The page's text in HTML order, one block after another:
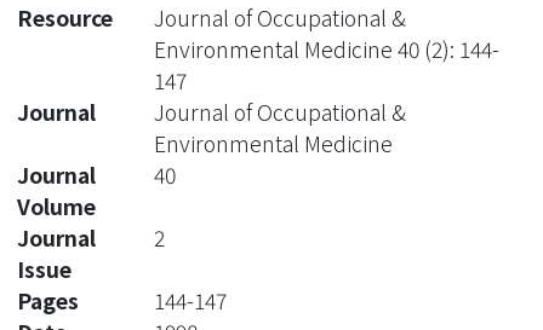
Resource
Journal of Occupational &
Environmental Medicine 40 (2): 144-
147
Journal
Journal of Occupational &
Environmental Medicine
Journal
Volume
40
Journal
Issue
2
Pages
144-147